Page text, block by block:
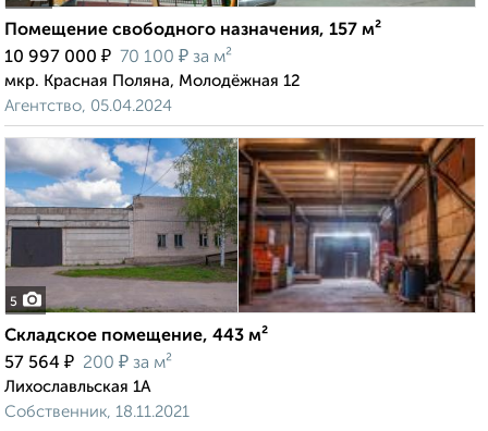
Помещение свободного назначения, 157 м²
10 997 000 ₽ 70 100 ₽ за м²
мкр. Красная Поляна, Молодёжная 12
Агентство, 05.04.2024
5
Складское помещение, 443 м²
57 564 ₽ 200 ₽ за м²
Лихославльская 1А
Собственник, 18.11.2021